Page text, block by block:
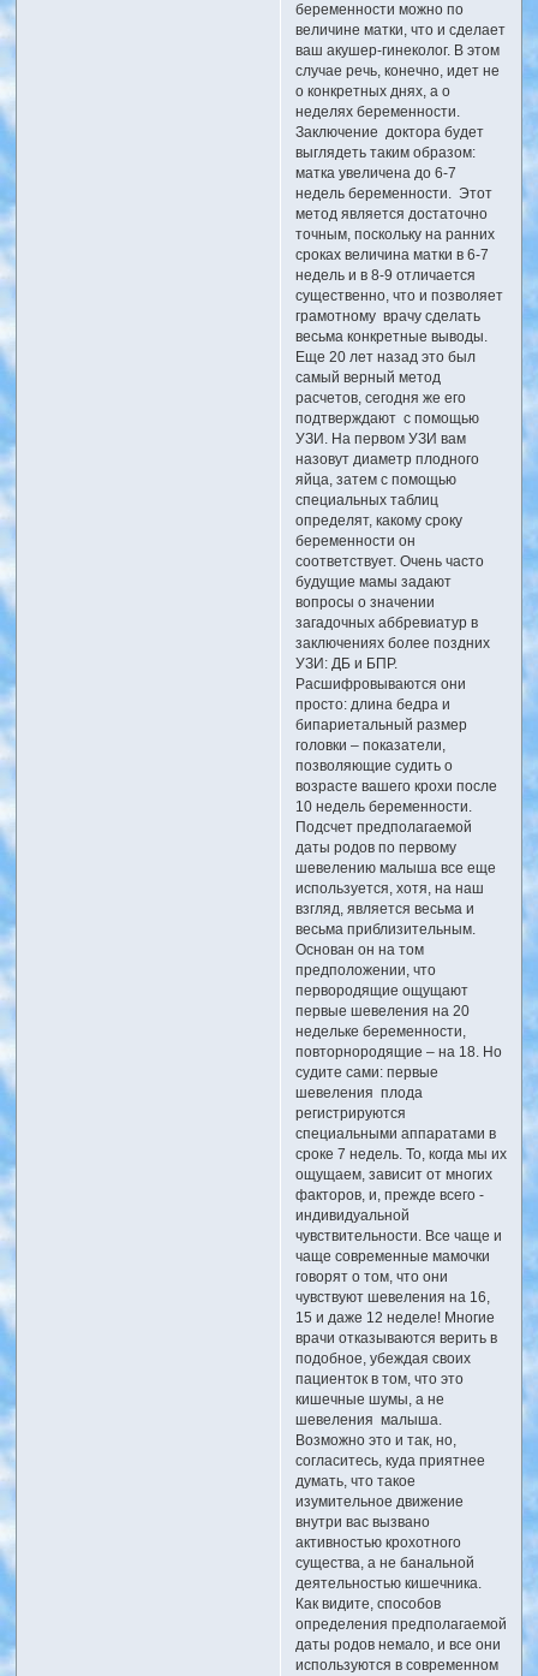
беременности можно по
величине матки, что и сделает
ваш акушер-гинеколог. В этом
случае речь, конечно, идет не
о конкретных днях, а о
неделях беременности.
Заключение доктора будет
выглядеть таким образом:
матка увеличена до 6-7
недель беременности. Этот
метод является достаточно
точным, поскольку на ранних
сроках величина матки в 6-7
недель и в 8-9 отличается
существенно, что и позволяет
грамотному врачу сделать
весьма конкретные выводы.
Еще 20 лет назад это был
самый верный метод
расчетов, сегодня же его
подтверждают с помощью
УЗИ. На первом УЗИ вам
назовут диаметр плодного
яйца, затем с помощью
специальных таблиц
определят, какому сроку
беременности он
соответствует. Очень часто
будущие мамы задают
вопросы о значении
загадочных аббревиатур в
заключениях более поздних
УЗИ: ДБ и БПР.
Расшифровываются они
просто: длина бедра и
бипариетальный размер
головки – показатели,
позволяющие судить о
возрасте вашего крохи после
10 недель беременности.
Подсчет предполагаемой
даты родов по первому
шевелению малыша все еще
используется, хотя, на наш
взгляд, является весьма и
весьма приблизительным.
Основан он на том
предположении, что
первородящие ощущают
первые шевеления на 20
недельке беременности,
повторнородящие – на 18. Но
судите сами: первые
шевеления плода
регистрируются
специальными аппаратами в
сроке 7 недель. То, когда мы их
ощущаем, зависит от многих
факторов, и, прежде всего -
индивидуальной
чувствительности. Все чаще и
чаще современные мамочки
говорят о том, что они
чувствуют шевеления на 16,
15 и даже 12 неделе! Многие
врачи отказываются верить в
подобное, убеждая своих
пациенток в том, что это
кишечные шумы, а не
шевеления малыша.
Возможно это и так, но,
согласитесь, куда приятнее
думать, что такое
изумительное движение
внутри вас вызвано
активностью крохотного
существа, а не банальной
деятельностью кишечника.
Как видите, способов
определения предполагаемой
даты родов немало, и все они
используются в современном